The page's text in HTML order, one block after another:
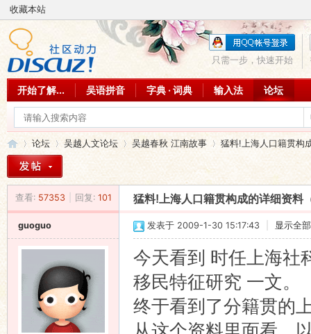
收藏本站
只需一步，快速开始
开始了解... 吴语拼音 字典 · 词典 输入法 论坛
吴 »
论坛
›
吴越人文论坛 吴越春秋 江南故事
›
猛料!上海人口籍贯构
查看: 57353 回复: 101 猛料!上海人口籍贯构成的详细资料
guoguo 发表于 2009-1-30 15:17:43 显示全
今天看到 时任上海社
移民特征研究 一文。
终于看到了分籍贯的